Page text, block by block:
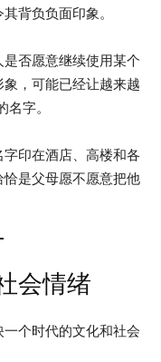
背负负面印象。
否愿意继续使用某个
，可能已经让越来越
字。
印在酒店、高楼和各
是父母愿不愿意把他
会情绪
个时代的文化和社会